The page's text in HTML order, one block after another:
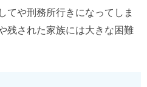
てや刑務所行きになってしま
残された家族には大きな困難